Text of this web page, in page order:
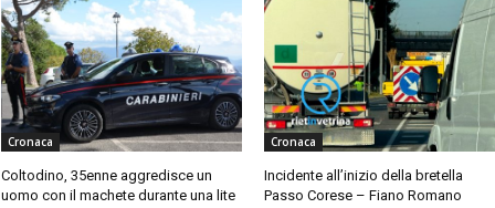
Cronaca
Coltodino, 35enne aggredisce un
uomo con il machete durante una lite
Cronaca
Incidente all’inizio della bretella
Passo Corese – Fiano Romano